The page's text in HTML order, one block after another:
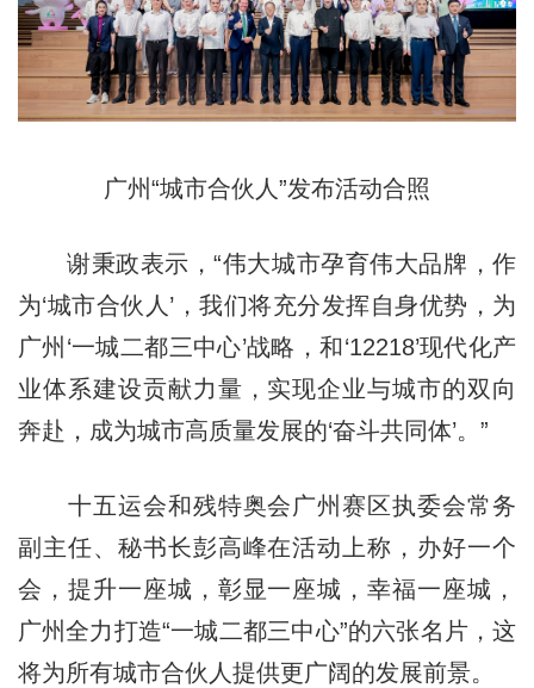
广州“城市合伙人”发布活动合照
谢秉政表示，“伟大城市孕育伟大品牌，作
为‘城市合伙人’，我们将充分发挥自身优势，为
广州‘一城二都三中心’战略，和‘12218’现代化产
业体系建设贡献力量，实现企业与城市的双向
奔赴，成为城市高质量发展的‘奋斗共同体’。”
十五运会和残特奥会广州赛区执委会常务
副主任、秘书长彭高峰在活动上称，办好一个
会，提升一座城，彰显一座城，幸福一座城，
广州全力打造“一城二都三中心”的六张名片，这
将为所有城市合伙人提供更广阔的发展前景。